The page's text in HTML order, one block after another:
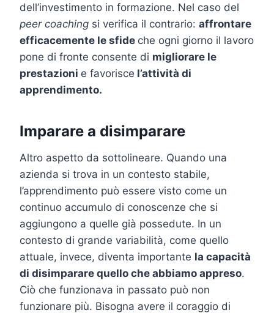
dell’investimento in formazione. Nel caso del
peer coaching si verifica il contrario: affrontare
efficacemente le sfide che ogni giorno il lavoro
pone di fronte consente di migliorare le
prestazioni e favorisce l’attività di
apprendimento.
Imparare a disimparare
Altro aspetto da sottolineare. Quando una
azienda si trova in un contesto stabile,
l’apprendimento può essere visto come un
continuo accumulo di conoscenze che si
aggiungono a quelle già possedute. In un
contesto di grande variabilità, come quello
attuale, invece, diventa importante la capacità
di disimparare quello che abbiamo appreso.
Ciò che funzionava in passato può non
funzionare più. Bisogna avere il coraggio di